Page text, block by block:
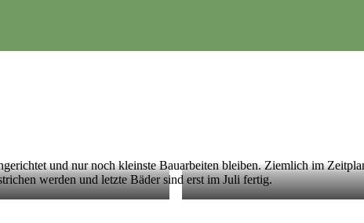
und nur noch kleinste Bauarbeiten bleiben. Ziemlich im
werden und letzte Bäder sind erst im Juli fertig.